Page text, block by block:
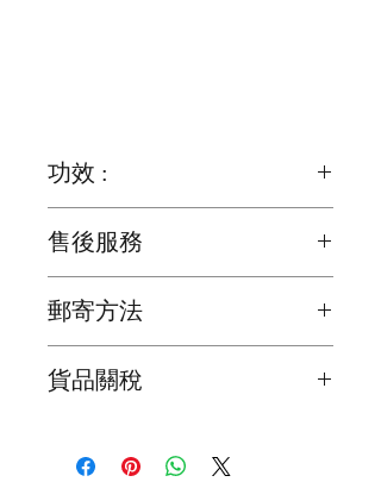
功效 :
消災解厄, 改善風水, 招財
售後服務
郵寄方法
在顧客完成交易後2日之內寄出
響了貨品抵達時間，所以懇請顧客體諒
貨品關稅
客自己負責，我們不會在產品上加上關